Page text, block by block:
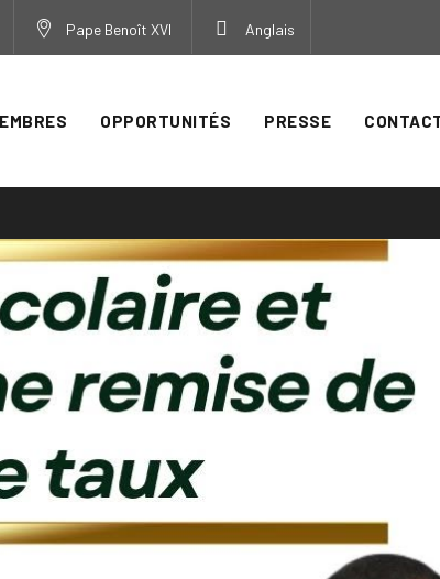
Pape Benoît XVI Anglais
OPPORTUNITÉS PRESSE